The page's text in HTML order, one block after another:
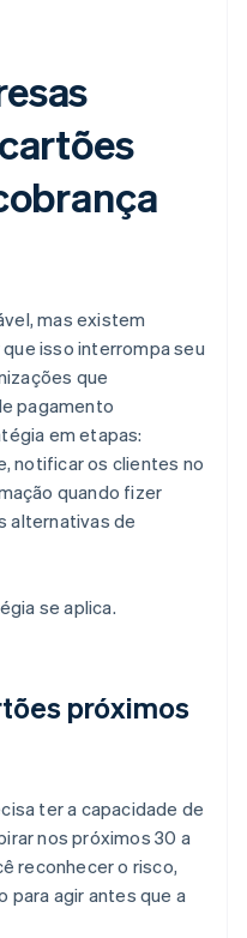
mas existem
isso interrompa seu
que
pagamento
em etapas:
notificar os clientes no
quando fizer
alternativas de
se aplica.
próximos
ter a capacidade de
nos próximos 30 a
reconhecer o risco,
para agir antes que a